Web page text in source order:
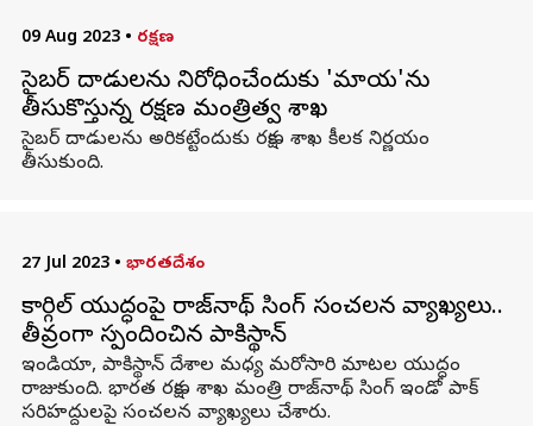
09 Aug 2023 • రక్షణ
సైబర్ దాడులను నిరోధించేందుకు 'మాయ'ను
తీసుకొస్తున్న రక్షణ మంత్రిత్వ శాఖ
సైబర్ దాడులను అరికట్టేందుకు రక్షణ శాఖ కీలక నిర్ణయం
తీసుకుంది.
27 Jul 2023 • భారతదేశం
కార్గిల్ యుద్ధంపై రాజ్‌నాథ్‌ సింగ్ సంచలన వ్యాఖ్యలు..
తీవ్రంగా స్పందించిన పాకిస్థాన్
ఇండియా, పాకిస్థాన్ దేశాల మధ్య మరోసారి మాటల యుద్ధం
రాజుకుంది. భారత రక్షణ శాఖ మంత్రి రాజ్‌నాథ్‌ సింగ్ ఇండో పాక్
సరిహద్దులపై సంచలన వ్యాఖ్యలు చేశారు.